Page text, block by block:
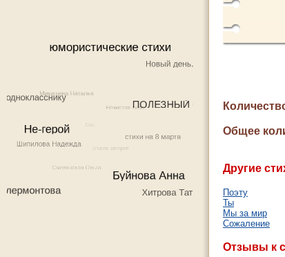
Общее
Другие
Поэту
Ты
Мы за мир
Сожаление
Отзывы к